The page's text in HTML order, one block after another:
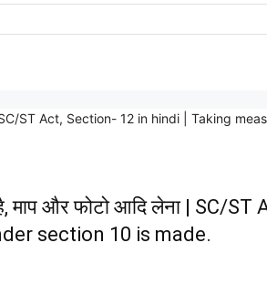
| SC/ST Act, Section- 12 in hindi | Taking
है, माप और फोटो आदि लेना | SC/
section 10 is made.